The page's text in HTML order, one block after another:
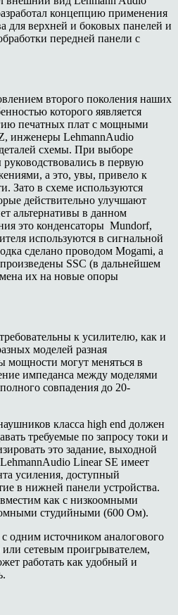
концепцию применения
для верхней и боковых панелей и
передней панели с
второго поколения наших
которого яявляется
печатных плат с мощными
инженеры LehmannAudio
схемы. При выборе
в первую
а это, увы, привело к
Зато в схеме используются
действительно улучшают
альтернативы в данном
это конденсаторы Mundorf,
используются в сигнальной
сделано проводом Mogami, а
SSC (в дальнейшем
их на новые опоры
к усилителю, как и
моделей разная
мощности могут меняться в
импеданса между моделями
совпадения до 20-
класса high end должен
требуемые по запросу токи и
это задание, выходной
Linear SE имеет
усиления, доступный
в нижней панели устройства.
как с низкоомными
студийными (600 Ом).
одним источником аналогового
сетевым проигрывателем,
работать как удобный и